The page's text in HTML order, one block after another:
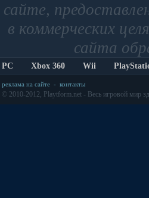
сайте,
в коммерческих
сайта
PC Xbox 360 Wii
реклама на сайте - контакты
© 2010-2012, Playtform.net - Весь игровой мир